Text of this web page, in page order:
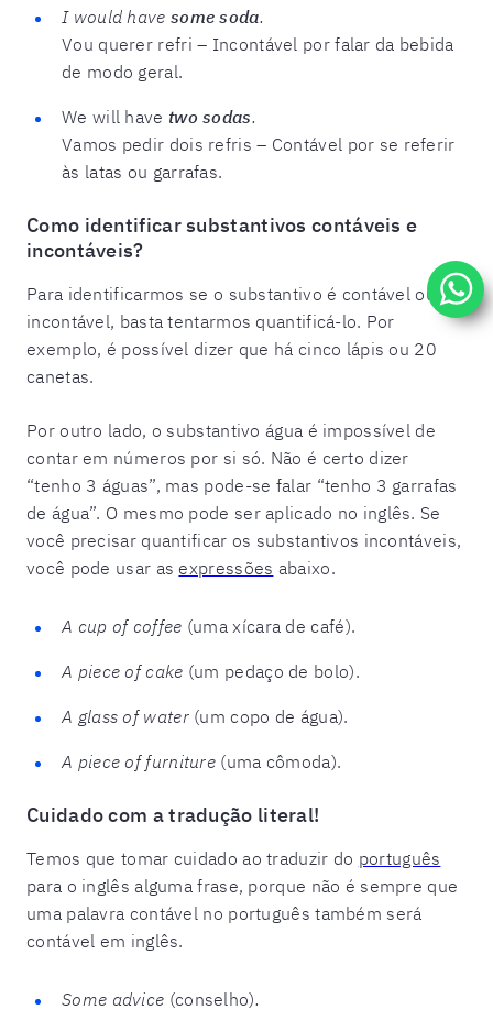
I would have some soda.
Vou querer refri – Incontável por falar da bebida
de modo geral.
We will have two sodas.
Vamos pedir dois refris – Contável por se referir
às latas ou garrafas.
Como identificar substantivos contáveis e
incontáveis?
Para identificarmos se o substantivo é contável ou
incontável, basta tentarmos quantificá-lo. Por
exemplo, é possível dizer que há cinco lápis ou 20
canetas.
Por outro lado, o substantivo água é impossível de
contar em números por si só. Não é certo dizer
“tenho 3 águas”, mas pode-se falar “tenho 3 garrafas
de água”. O mesmo pode ser aplicado no inglês. Se
você precisar quantificar os substantivos incontáveis,
você pode usar as expressões abaixo.
A cup of coffee (uma xícara de café).
A piece of cake (um pedaço de bolo).
A glass of water (um copo de água).
A piece of furniture (uma cômoda).
Cuidado com a tradução literal!
Temos que tomar cuidado ao traduzir do português
para o inglês alguma frase, porque não é sempre que
uma palavra contável no português também será
contável em inglês.
Some advice (conselho).